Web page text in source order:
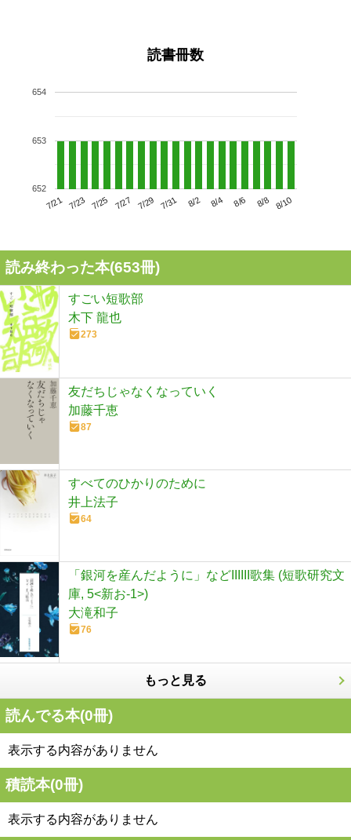
読書冊数
7/21 7/23 7/25 7/27 7/29 7/31 8/2 8/4 8/6 8/8 8/10
652
653
654
読み終わった本(653冊)
すごい短歌部
木下 龍也
273
友だちじゃなくなっていく
加藤千恵
87
すべてのひかりのために
井上法子
64
「銀河を産んだように」などIIIIII歌集 (短歌研究文
庫, 5<新お-1>)
大滝和子
76
もっと見る
読んでる本(0冊)
表示する内容がありません
積読本(0冊)
表示する内容がありません